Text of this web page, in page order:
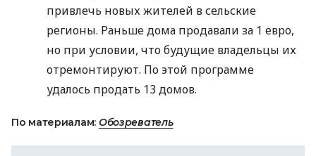
привлечь новых жителей в сельские
регионы. Раньше дома продавали за 1 евро,
но при условии, что будущие владельцы их
отремонтируют. По этой программе
удалось продать 13 домов.
По материалам: Обозреватель